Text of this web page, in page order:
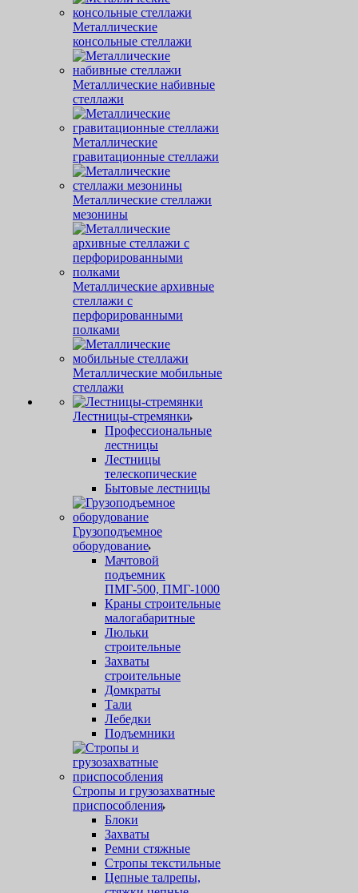
Металлические
консольные стеллажи
Металлические набивные
стеллажи
Металлические
гравитационные стеллажи
Металлические стеллажи
мезонины
Металлические архивные
стеллажи с
перфорированными
полками
Металлические мобильные
стеллажи
Лестницы-стремянки
Профессиональные
лестницы
Лестницы
телескопические
Бытовые лестницы
Грузоподъемное
оборудование
Мачтовой
подъемник
ПМГ-500, ПМГ-1000
Краны строительные
малогабаритные
Люльки
строительные
Захваты
строительные
Домкраты
Тали
Лебедки
Подъемники
Стропы и грузозахватные
приспособления
Блоки
Захваты
Ремни стяжные
Стропы текстильные
Цепные талрепы,